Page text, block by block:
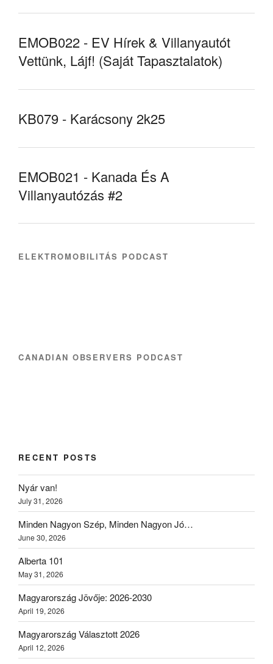
EMOB022 - EV Hírek & Villanyautót
Vettünk, Lájf! (Saját Tapasztalatok)
KB079 - Karácsony 2k25
EMOB021 - Kanada És A
Villanyautózás #2
ELEKTROMOBILITÁS PODCAST
CANADIAN OBSERVERS PODCAST
RECENT POSTS
Nyár van!
July 31, 2026
Minden Nagyon Szép, Minden Nagyon Jó…
June 30, 2026
Alberta 101
May 31, 2026
Magyarország Jövője: 2026-2030
April 19, 2026
Magyarország Választott 2026
April 12, 2026